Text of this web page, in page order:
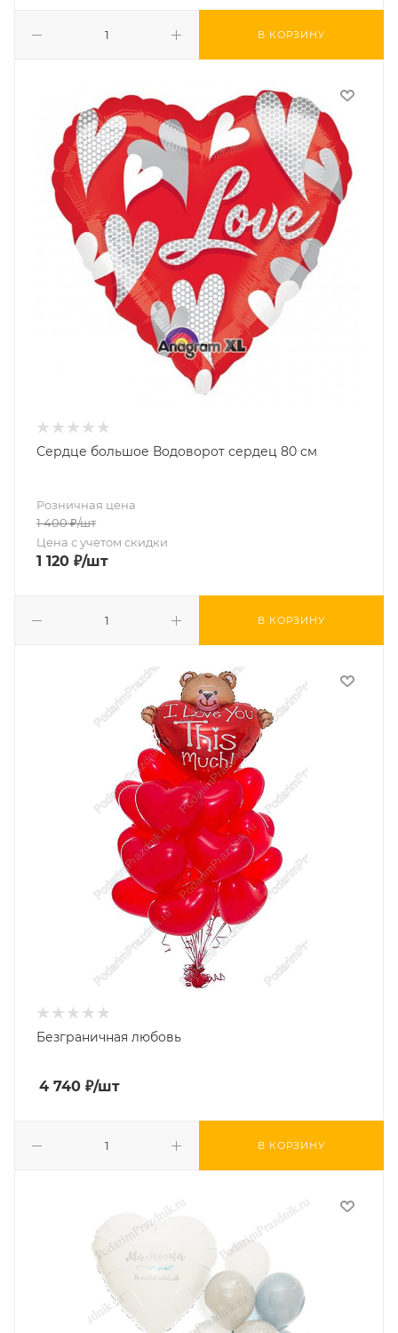
В КОРЗИНУ
Сердце большое Водоворот сердец 80 см
Розничная цена
1 400₽/шт
Цена с учетом скидки
1 120 ₽/шт
В КОРЗИНУ
Безграничная любовь
4 740 ₽/шт
В КОРЗИНУ